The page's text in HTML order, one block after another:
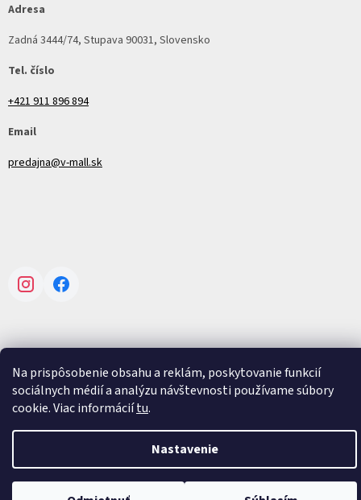
Na prispôsobenie obsahu a reklám, poskytovanie funkcií
sociálnych médií a analýzu návštevnosti používame súbory
cookie. Viac informáciítu.
Nastavenie
Adresa
Zadná 3444/74, Stupava 90031, Slovensko
Tel. číslo
+421 911 896 894
Email
predajna@v-mall.sk
InstagramFacebook
Vytvoril Shoptet
Copyright 2026V-mall. Všetky práva vyhradené.Upraviť nastavenie
cookies